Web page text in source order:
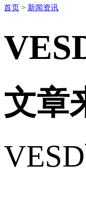
首页 > 新闻资讯
文章